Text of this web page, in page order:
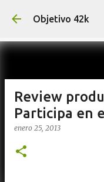
Ir al
Objetivo 42k
Review
Participa en
enero 25, 2013